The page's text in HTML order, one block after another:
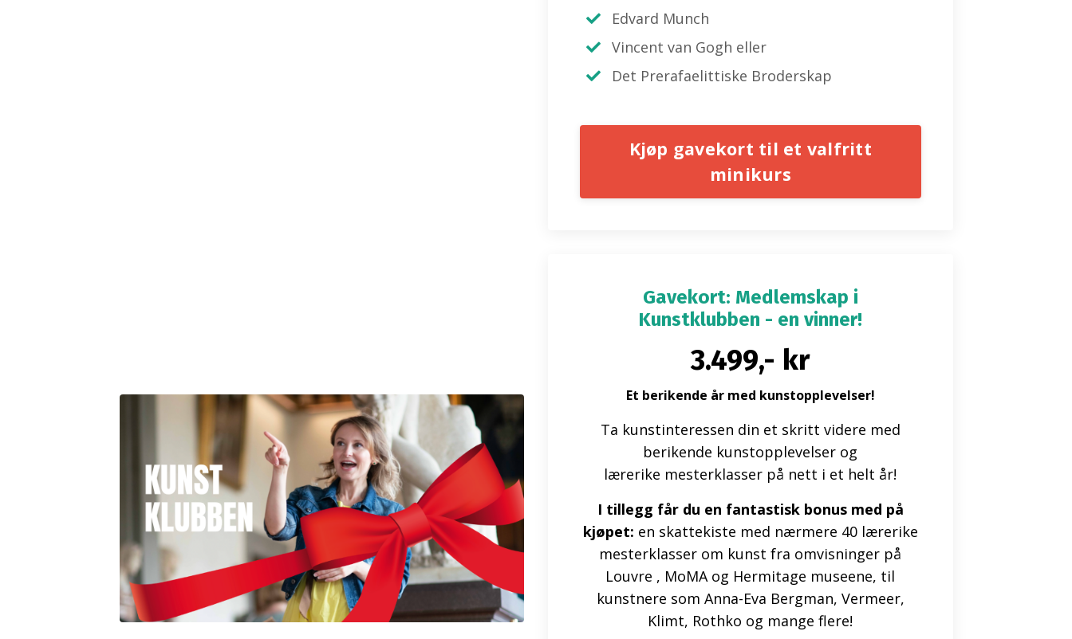
Edvard Munch
Vincent van Gogh eller
Det Prerafaelittiske Broderskap
Kjøp gavekort til et valfritt
minikurs
Gavekort: Medlemskap i
Kunstklubben - en vinner!
3.499,- kr
Et berikende år med kunstopplevelser!
Ta kunstinteressen din et skritt videre med
berikende kunstopplevelser og
lærerike mesterklasser på nett i et helt år!
I tillegg får du en fantastisk bonus med på
kjøpet: en skattekiste med nærmere 40 lærerike
mesterklasser om kunst fra omvisninger på
Louvre , MoMA og Hermitage museene, til
kunstnere som Anna-Eva Bergman, Vermeer,
Klimt, Rothko og mange flere!